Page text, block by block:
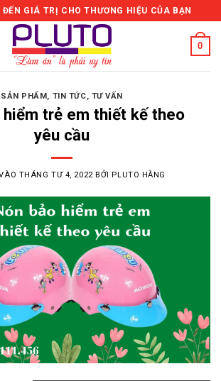
GIÁ TRỊ CHO THƯƠNG HIỆU CỦA BẠN
0
SẢN PHẨM, TIN TỨC, TƯ VẤN
hiểm trẻ em thiết kế theo
yêu cầu
THÁNG TƯ 4, 2022 BỞIPLUTO HẰNG